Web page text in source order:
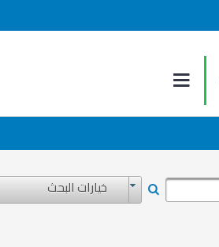
خيارات البحث